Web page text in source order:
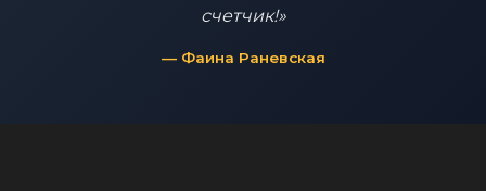
счетчик!»
— Фаина Раневская